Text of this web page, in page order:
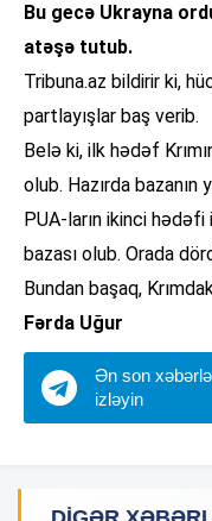
Bu gecə Ukrayna
atəşə tutub.
Tribuna.az bildirir ki,
partlayışlar baş verib.
Belə ki, ilk hədəf
olub. Hazırda bazanın
PUA-ların ikinci
bazası olub. Orada
Bundan başaq,
Fərda Uğur
Ən son
izləyin